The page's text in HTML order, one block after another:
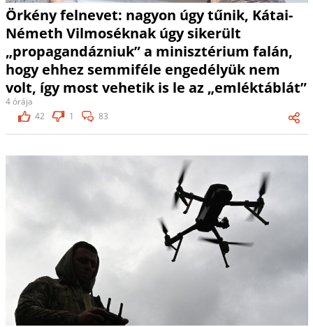
Örkény felnevet: nagyon úgy tűnik, Kátai-
Németh Vilmoséknak úgy sikerült
„propagandázniuk” a minisztérium falán,
hogy ehhez semmiféle engedélyük nem
volt, így most vehetik is le az „emléktáblát”
4 órája
42
1 83